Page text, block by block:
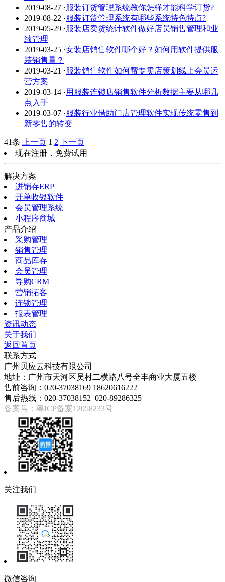
2019-08-27 ·服装订货管理系统教你怎样才能科学订货?
2019-08-22 ·服装订货管理系统有哪些系统特色特点?
2019-05-29 ·服装店卖货统计软件做好店员销售管理和业
绩管理
2019-03-25 ·女装店销售软件哪个好？如何用软件提供服
装销售量？
2019-03-21 ·服装销售软件如何帮专卖店策划线上会员运
营方案
2019-03-14 ·用服装连锁店销售软件分析数据主要从哪几
点入手
2019-03-07 ·服装行业借助门店管理软件实现传统零售到
新零售的转变
41条 上一页 1 2 下一页
现在注册，免费试用
解决方案
进销存ERP
开单收银软件
会员管理系统
小程序商城
产品介绍
采购管理
销售管理
商品库存
会员管理
导购CRM
营销拓客
连锁管理
报表管理
资讯动态
关于我们
返回首页
联系方式
广州贝应云科技有限公司
地址：广州市天河区员村二横路八号全丰商业大厦五楼
售前咨询：020-37038169 18620616222
售后热线：020-37038152 020-89286325
备案号：粤ICP备案12058233号
关注我们
微信咨询